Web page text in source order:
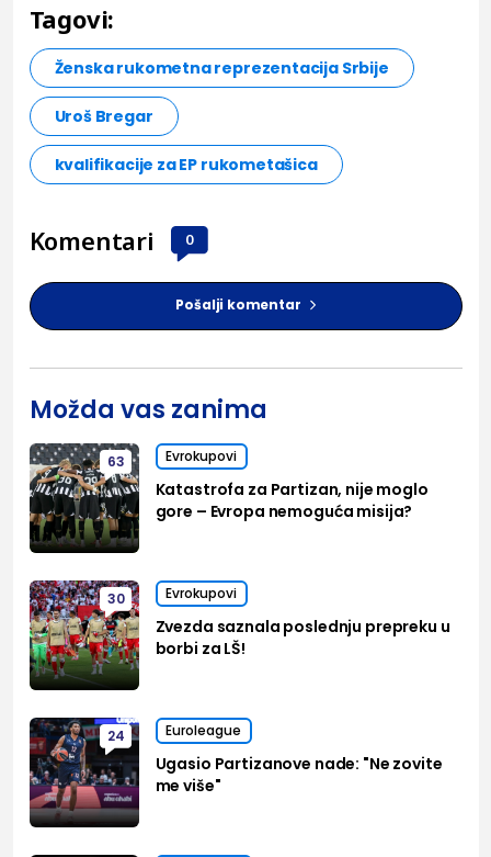
Tagovi:
Ženska rukometna reprezentacija Srbije
Uroš Bregar
kvalifikacije za EP rukometašica
Komentari 0
Pošalji komentar
Možda vas zanima
63 Evrokupovi
Katastrofa za Partizan, nije moglo
gore – Evropa nemoguća misija?
30 Evrokupovi
Zvezda saznala poslednju prepreku u
borbi za LŠ!
24 Euroleague
Ugasio Partizanove nade: "Ne zovite
me više"